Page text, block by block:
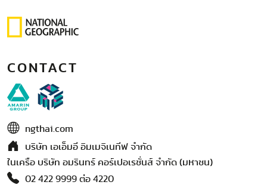
CONTACT
ngthai.com
บริษัท เอเอ็มอี อิมเมจิเนทีฟ จำกัด
ในเครือ บริษัท อมรินทร์ คอร์เปอเรชั่นส์ จำกัด (มหาชน)
02 422 9999 ต่อ 4220